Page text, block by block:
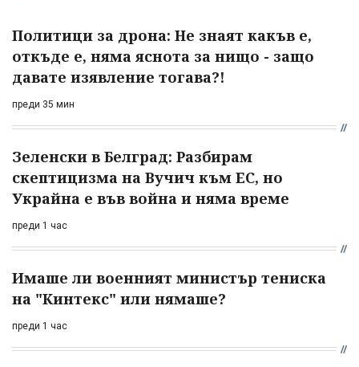
Политици за дрона: Не знаят какъв е,
откъде е, няма яснота за нищо - защо
давате изявление тогава?!
преди 35 мин
Зеленски в Белград: Разбирам
скептицизма на Вучич към ЕС, но
Украйна е във война и няма време
преди 1 час
Имаше ли военният министър тениска
на "Кинтекс" или нямаше?
преди 1 час